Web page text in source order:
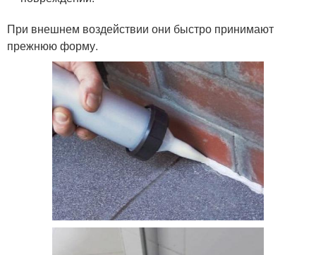
При внешнем воздействии они быстро принимают
прежнюю форму.